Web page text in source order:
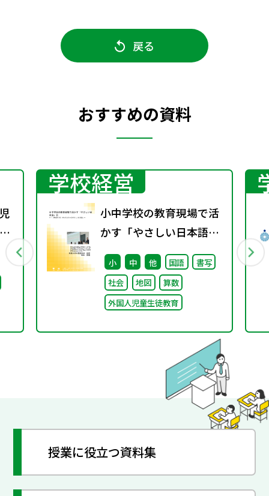
戻る
おすすめの資料
学校経営
小中学校の教育現場で活
かす「やさしい日本語」
② ～「（学校内での）子
どもたちへのやさしい日
本語」～
小 中 他 国語
書写
社会
地図
算数
外国人児童生徒教育
授業に役立つ資料集